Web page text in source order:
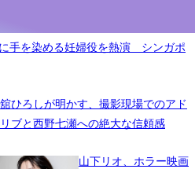
手を染める妊婦役を熱演 シンガポ
舘ひろしが明かす、撮影現場でのアド
リブと西野七瀬への絶大な信頼感
山下リオ、ホラー映画